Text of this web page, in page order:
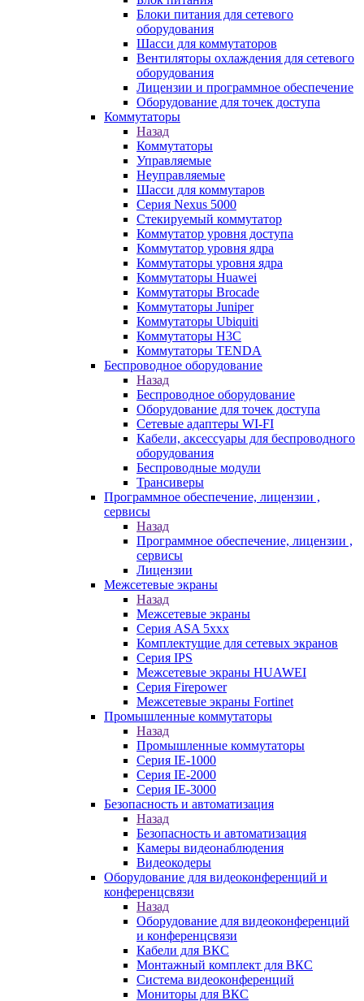
Блоки питания для сетевого
оборудования
Шасси для коммутаторов
Вентиляторы охлаждения для сетевого
оборудования
Лицензии и программное обеспечение
Оборудование для точек доступа
Коммутаторы
Назад
Коммутаторы
Управляемые
Неуправляемые
Шасси для коммутаров
Серия Nexus 5000
Стекируемый коммутатор
Коммутатор уровня доступа
Коммутатор уровня ядра
Коммутаторы уровня ядра
Коммутаторы Huawei
Коммутаторы Brocade
Коммутаторы Juniper
Коммутаторы Ubiquiti
Коммутаторы H3C
Коммутаторы TENDA
Беспроводное оборудование
Назад
Беспроводное оборудование
Оборудование для точек доступа
Сетевые адаптеры WI-FI
Кабели, аксессуары для беспроводного
оборудования
Беспроводные модули
Трансиверы
Программное обеспечение, лицензии ,
сервисы
Назад
Программное обеспечение, лицензии ,
сервисы
Лицензии
Межсетевые экраны
Назад
Межсетевые экраны
Серия ASA 5xxx
Комплектущие для сетевых экранов
Серия IPS
Межсетевые экраны HUAWEI
Серия Firepower
Межсетевые экраны Fortinet
Промышленные коммутаторы
Назад
Промышленные коммутаторы
Серия IE-1000
Серия IE-2000
Серия IE-3000
Безопасность и автоматизация
Назад
Безопасность и автоматизация
Камеры видеонаблюдения
Видеокодеры
Оборудование для видеоконференций и
конференцсвязи
Назад
Оборудование для видеоконференций
и конференцсвязи
Кабели для ВКС
Монтажный комплект для ВКС
Система видеоконференций
Мониторы для ВКС